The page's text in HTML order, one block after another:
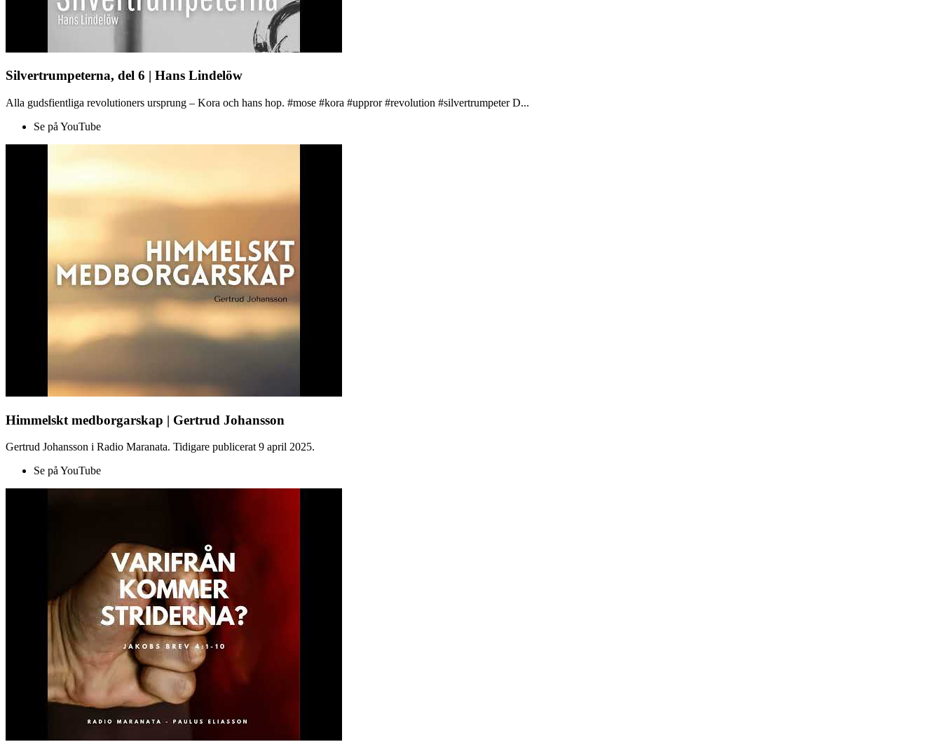
Silvertrumpeterna, del 6 | Hans Lindelöw
Alla gudsfientliga revolutioners ursprung – Kora och hans hop. #mose #kora #uppror #revolution #silvertrumpeter D...
Se på YouTube
Himmelskt medborgarskap | Gertrud Johansson
Gertrud Johansson i Radio Maranata. Tidigare publicerat 9 april 2025.
Se på YouTube